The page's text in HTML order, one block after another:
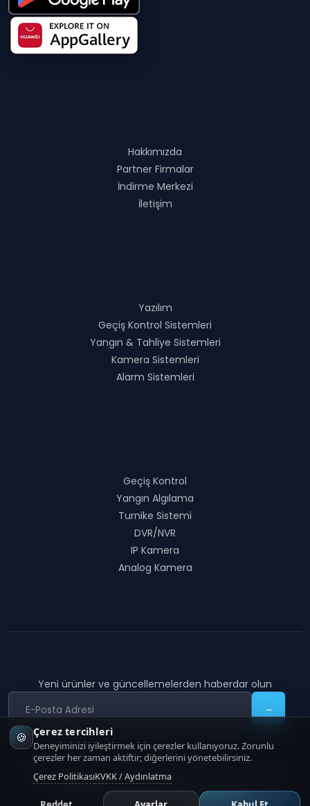
Hakkımızda
Partner Firmalar
İndirme Merkezi
İletişim
Yazılım
Geçiş Kontrol Sistemleri
Yangın & Tahliye Sistemleri
Kamera Sistemleri
Alarm Sistemleri
Geçiş Kontrol
Yangın Algılama
Turnike Sistemi
DVR/NVR
IP Kamera
Analog Kamera
Yeni ürünler ve güncellemelerden haberdar olun
→
COON TECHNOLOGY|Copyright2026
KVKK Aydınlatma
Çerez Politikası
🍪 Çerez tercihleri
Deneyiminizi iyileştirmek için çerezler kullanıyoruz. Zorunlu
çerezler her zaman aktiftir; diğerlerini yönetebilirsiniz.
Çerez PolitikasıKVKK / Aydınlatma